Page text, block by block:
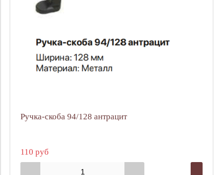
Ручка-скоба 94/128 антрацит
110 руб